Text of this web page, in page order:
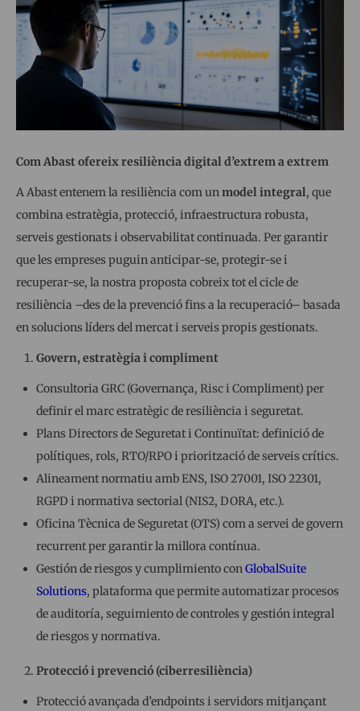
Com Abast ofereix resiliència digital d’extrem a extrem
A Abast entenem la resiliència com unmodel integral, que
combina estratègia, protecció, infraestructura robusta,
serveis gestionats i observabilitat continuada. Per garantir
que les empreses puguin anticipar-se, protegir-se i
recuperar-se, la nostra proposta cobreix tot el cicle de
resiliència –des de la prevenció fins a la recuperació– basada
en solucions líders del mercat i serveis propis gestionats.
Govern, estratègia i compliment
Consultoria GRC (Governança, Risc i Compliment) per
definir el marc estratègic de resiliència i seguretat.
Plans Directors de Seguretat i Continuïtat: definició de
polítiques, rols, RTO/RPO i priorització de serveis crítics.
Alineament normatiu amb ENS, ISO 27001, ISO 22301,
RGPD i normativa sectorial (NIS2, DORA, etc.).
Oficina Tècnica de Seguretat (OTS) com a servei de govern
recurrent per garantir la millora contínua.
Gestión de riesgos y cumplimiento conGlobalSuite
Solutions, plataforma que permite automatizar procesos
de auditoría, seguimiento de controles y gestión integral
de riesgos y normativa.
Protecció i prevenció (ciberresiliència)
Protecció avançada d’endpoints i servidors mitjançant